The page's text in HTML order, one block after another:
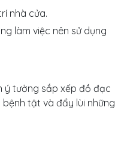
nhà cửa.
làm việc nên sử dụng
ý tưởng sắp xếp đồ đạc
bệnh tật và đẩy lùi những